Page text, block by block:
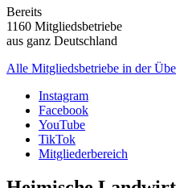
Bereits
1160 Mitgliedsbetriebe
aus ganz Deutschland
Alle Mitgliedsbetriebe in der
Instagram
Facebook
YouTube
TikTok
Mitgliederbereich